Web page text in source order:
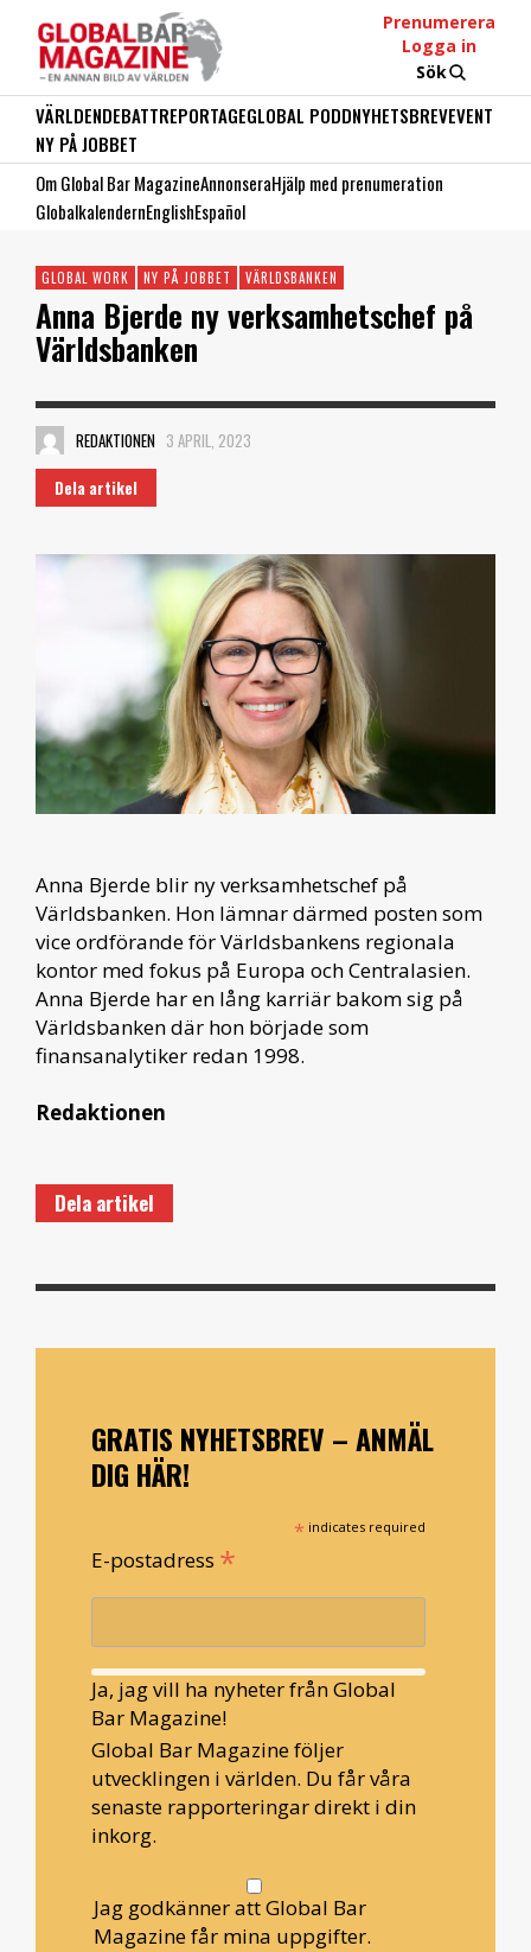
Prenumerera
Logga in
Sök
VÄRLDENDEBATTREPORTAGEGLOBAL PODDNYHETSBREVEVENT
NY PÅ JOBBET
Om Global Bar MagazineAnnonseraHjälp med prenumeration
GlobalkalendernEnglishEspañol
GLOBAL WORK NY PÅ JOBBET VÄRLDSBANKEN
Anna Bjerde ny verksamhetschef på
Världsbanken
REDAKTIONEN 3 APRIL, 2023
Dela artikel
Anna Bjerde blir ny verksamhetschef på
Världsbanken. Hon lämnar därmed posten som
vice ordförande för Världsbankens regionala
kontor med fokus på Europa och Centralasien.
Anna Bjerde har en lång karriär bakom sig på
Världsbanken där hon började som
finansanalytiker redan 1998.
Redaktionen
Dela artikel
GRATIS NYHETSBREV – ANMÄL
DIG HÄR!
* indicates required
E-postadress *
Ja, jag vill ha nyheter från Global
Bar Magazine!
Global Bar Magazine följer
utvecklingen i världen. Du får våra
senaste rapporteringar direkt i din
inkorg.
Jag godkänner att Global Bar
Magazine får mina uppgifter.